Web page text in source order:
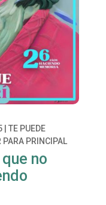
| TE PUEDE
PARA PRINCIPAL
no